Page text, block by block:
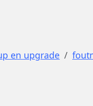
en upgrade